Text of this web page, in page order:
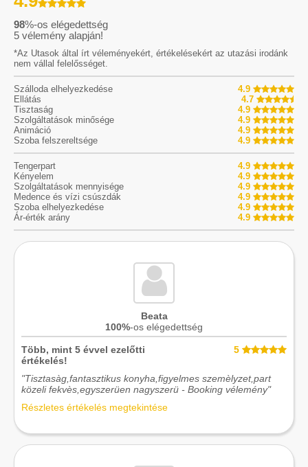
98%-os elégedettség
5 vélemény alapján!
*Az Utasok által írt véleményekért, értékelésekért az utazási irodánk
nem vállal felelősséget.
Szálloda elhelyezkedése
4.9
Ellátás
4.7
Tisztaság
4.9
Szolgáltatások minősége
4.9
Animáció
4.9
Szoba felszereltsége
4.9
Tengerpart
4.9
Kényelem
4.9
Szolgáltatások mennyisége
4.9
Medence és vízi csúszdák
4.9
Szoba elhelyezkedése
4.9
Ár-érték arány
4.9
Beata
100%-os elégedettség
Több, mint 5 évvel ezelőtti
értékelés!
5
"Tisztasàg,fantasztikus konyha,figyelmes szemèlyzet,part
közeli fekvès,egyszerüen nagyszerü - Booking vélemény"
Részletes értékelés megtekintése